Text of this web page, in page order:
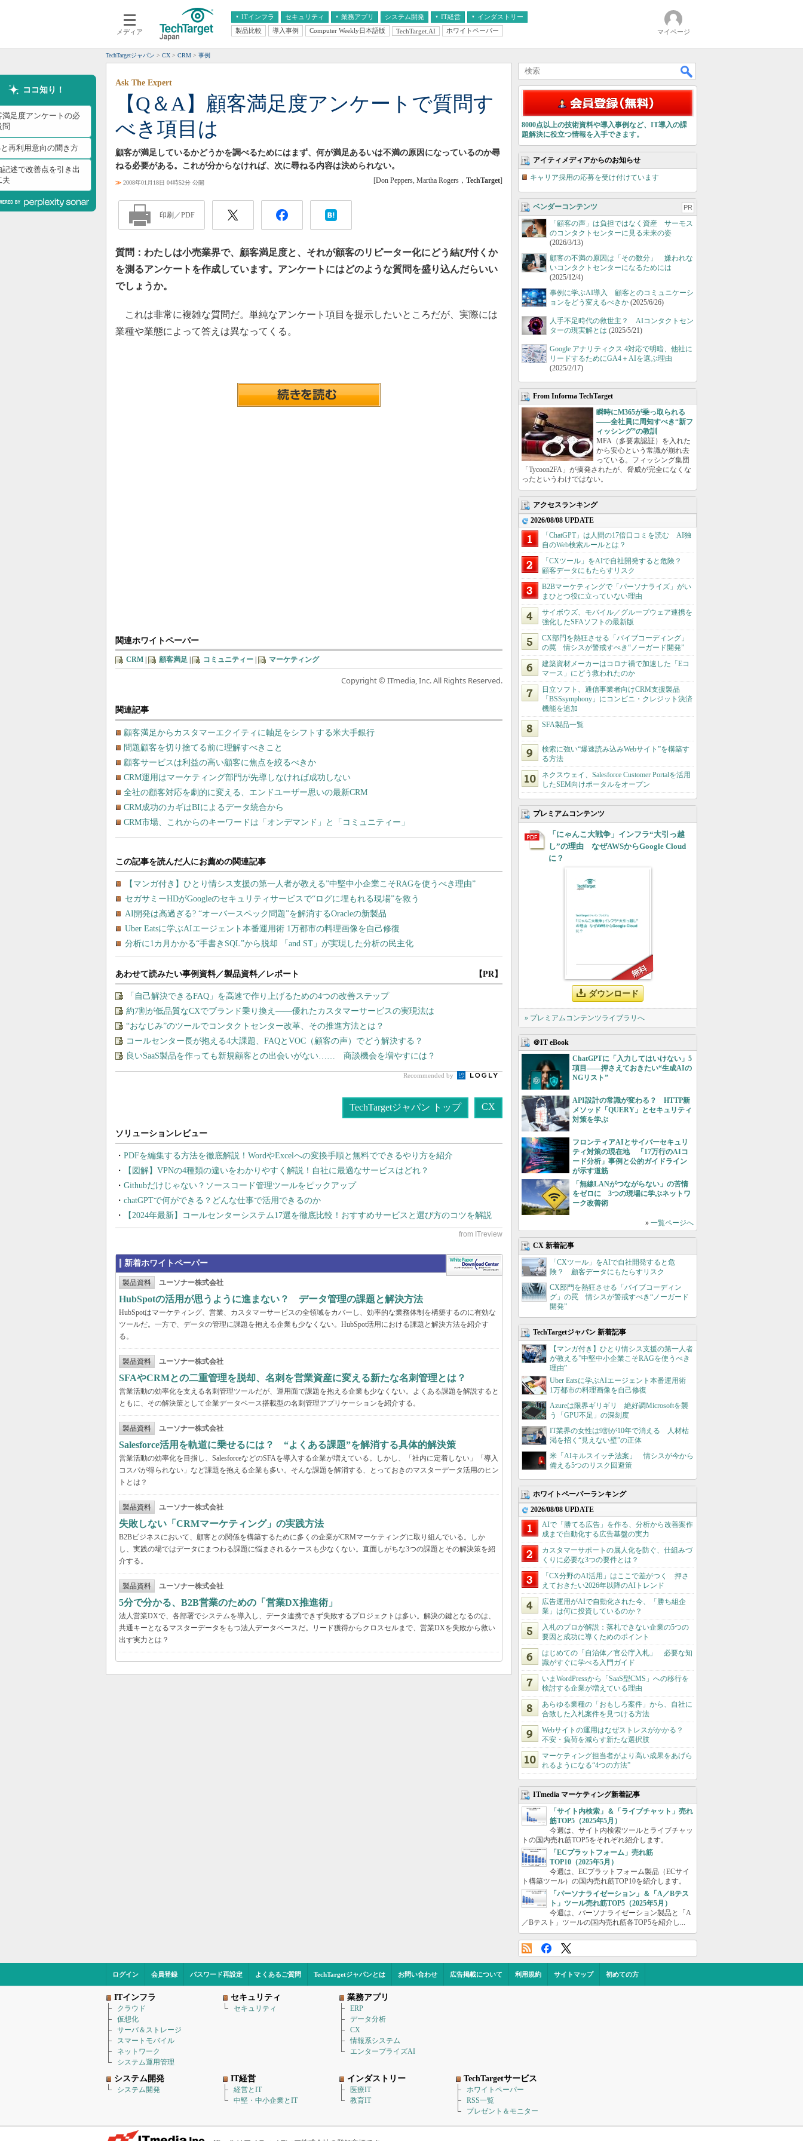
メディア
ITインフラ
クラウド
スマートモバイル
ネットワーク
システム運用管理
セキュリティ 業務アプリ
エンタープライズAI
ERP
情報系システム
システム開発 IT経営
経営とIT
インダストリー
医療IT
製品比較 導入事例 Computer Weekly日本語版 TechTarget.AI ホワイトペーパー マイページ
TechTargetジャパン CX CRM 事例
ココ知り！
満足度アンケートの必
問
と再利用意向の聞き方
記述で改善点を引き出
夫
【Q＆A】顧客満足度アンケートで質問す
べき項目は
Ask The Expert
顧客が満足しているかどうかを調べるためにはまず、何が満足あるいは不満の原因になっているのか尋
ねる必要がある。これが分からなければ、次に尋ねる内容は決められない。
≫ 2008年01月18日 04時52分 公開 [Don Peppers, Martha Rogers， TechTarget]
印刷／PDF
質問：わたしは小売業界で、顧客満足度と、それが顧客のリピーター化にどう結び付くか
を測るアンケートを作成しています。アンケートにはどのような質問を盛り込んだらいい
でしょうか。
これは非常に複雑な質問だ。単純なアンケート項目を提示したいところだが、実際には
業種や業態によって答えは異なってくる。
関連ホワイトペーパー
CRM 顧客満足 コミュニティー マーケティング
Copyright © ITmedia, Inc. All Rights Reserved.
関連記事
顧客満足からカスタマーエクイティに軸足をシフトする米大手銀行
問題顧客を切り捨てる前に理解すべきこと
顧客サービスは利益の高い顧客に焦点を絞るべきか
CRM運用はマーケティング部門が先導しなければ成功しない
全社の顧客対応を劇的に変える、エンドユーザー思いの最新CRM
CRM成功のカギはBIによるデータ統合から
CRM市場、これからのキーワードは「オンデマンド」と「コミュニティー」
あわせて読みたい事例資料／製品資料／レポート 【PR】
「自己解決できるFAQ」を高速で作り上げるための4つの改善ステップ
約7割が低品質なCXでブランド乗り換え――優れたカスタマーサービスの実現法は
“おなじみ”のツールでコンタクトセンター改革、その推進方法とは？
コールセンター長が抱える4大課題、FAQとVOC（顧客の声）でどう解決する？
良いSaaS製品を作っても新規顧客との出会いがない…… 商談機会を増やすには？
Recommended by
TechTargetジャパン トップ CX
PDFを編集する方法を徹底解説！WordやExcelへの変換手順と無料でできるやり方を紹介
【図解】VPNの4種類の違いをわかりやすく解説！自社に最適なサービスはどれ？
Githubだけじゃない？ソースコード管理ツールをピックアップ
chatGPTで何ができる？どんな仕事で活用できるのか
【2024年最新】コールセンターシステム17選を徹底比較！おすすめサービスと選び方のコツを解説
新着ホワイトペーパー
製品資料 ユーソナー株式会社
HubSpotの活用が思うように進まない？ データ管理の課題と解決方法
HubSpotはマーケティング、営業、カスタマーサービスの全領域をカバーし、効率的な業務体制を構築するのに有効な
ツールだ。一方で、データの管理に課題を抱える企業も少なくない。HubSpot活用における課題と解決方法を紹介す
る。
製品資料 ユーソナー株式会社
SFAやCRMとの二重管理を脱却、名刺を営業資産に変える新たな名刺管理とは？
営業活動の効率化を支える名刺管理ツールだが、運用面で課題を抱える企業も少なくない。よくある課題を解説すると
ともに、その解決策として企業データベース搭載型の名刺管理アプリケーションを紹介する。
製品資料 ユーソナー株式会社
Salesforce活用を軌道に乗せるには？ “よくある課題”を解消する具体的解決策
営業活動の効率化を目指し、SalesforceなどのSFAを導入する企業が増えている。しかし、「社内に定着しない」「導入
コスパが得られない」など課題を抱える企業も多い。そんな課題を解消する、とっておきのマスターデータ活用のヒン
トとは？
製品資料 ユーソナー株式会社
失敗しない「CRMマーケティング」の実践方法
B2Bビジネスにおいて、顧客との関係を構築するために多くの企業がCRMマーケティングに取り組んでいる。しか
し、実践の場ではデータにまつわる課題に悩まされるケースも少なくない。直面しがちな3つの課題とその解決策を紹
介する。
製品資料 ユーソナー株式会社
5分で分かる、B2B営業のための「営業DX推進術」
法人営業DXで、各部署でシステムを導入し、データ連携できず失敗するプロジェクトは多い。解決の鍵となるのは、
共通キーとなるマスターデータをもつ法人データベースだ。リード獲得からクロスセルまで、営業DXを失敗から救い
出す実力とは？
8000点以上の技術資料や導入事例など、IT導入の課
題解決に役立つ情報を入手できます。
アイティメディアからのお知らせ
キャリア採用の応募を受け付けています
ベンダーコンテンツ PR
「顧客の声」は負担ではなく資産 サーモス
のコンタクトセンターに見る未来の姿
(2026/3/13)
顧客の不満の原因は「その数分」 嫌われな
いコンタクトセンターになるためには
(2025/12/4)
事例に学ぶAI導入 顧客とのコミュニケーシ
ョンをどう変えるべきか (2025/6/26)
人手不足時代の救世主？ AIコンタクトセン
ターの現実解とは (2025/5/21)
Google アナリティクス 4対応で明暗、他社に
リードするためにGA4＋AIを選ぶ理由
(2025/2/17)
From Informa TechTarget
瞬時にM365が乗っ取られる
――全社員に周知すべき“新フ
ィッシング”の教訓
MFA（多要素認証）を入れた
から安心という常識が崩れ去
っている。フィッシング集団
「Tycoon2FA」が摘発されたが、脅威が完全になくな
ったというわけではない。
アクセスランキング
2026/08/08 UPDATE
「ChatGPT」は人間の17倍口コミを読む AI独
自のWeb検索ルールとは？
「CXツール」をAIで自社開発すると危険？
顧客データにもたらすリスク
B2Bマーケティングで「パーソナライズ」がい
まひとつ役に立っていない理由
サイボウズ、モバイル／グループウェア連携を
強化したSFAソフトの最新版
CX部門を熱狂させる「バイブコーディング」
の罠 情シスが警戒すべき“ノーガード開発”
建築資材メーカーはコロナ禍で加速した「Eコ
マース」にどう救われたのか
日立ソフト、通信事業者向けCRM支援製品
「BSSsymphony」にコンビニ・クレジット決済
機能を追加
SFA製品一覧
検索に強い“爆速読み込みWebサイト”を構築す
る方法
ネクスウェイ、Salesforce Customer Portalを活用
したSEM向けポータルをオープン
プレミアムコンテンツ
「にゃんこ大戦争」インフラ“大引っ越
し”の理由 なぜAWSからGoogle Cloud
に？
ダウンロード
» プレミアムコンテンツライブラリへ
＠IT eBook
ChatGPTに「入力してはいけない」5
項目――押さえておきたい“生成AIの
NGリスト”
API設計の常識が変わる？ HTTP新
メソッド「QUERY」とセキュリティ
対策を学ぶ
フロンティアAIとサイバーセキュリ
ティ対策の現在地 「17万行のAIコ
ード分析」事例と公的ガイドライン
が示す道筋
「無線LANがつながらない」の苦情
をゼロに 3つの現場に学ぶネットワ
ーク改善術
» 一覧ページへ
CX 新着記事
「CXツール」をAIで自社開発すると危
険？ 顧客データにもたらすリスク
CX部門を熱狂させる「バイブコーディン
グ」の罠 情シスが警戒すべき“ノーガード
開発”
TechTargetジャパン 新着記事
【マンガ付き】ひとり情シス支援の第一人者
が教える”中堅中小企業こそRAGを使うべき
理由”
Uber Eatsに学ぶAIエージェント本番運用術
1万都市の料理画像を自己修復
Azureは限界ギリギリ 絶好調Microsoftを襲
う「GPU不足」の深刻度
IT業界の女性は9割が10年で消える 人材枯
渇を招く“見えない壁”の正体
米「AIキルスイッチ法案」 情シスが今から
備える5つのリスク回避策
ホワイトペーパーランキング
2026/08/08 UPDATE
AIで「勝てる広告」を作る、分析から改善案作
成まで自動化する広告基盤の実力
カスタマーサポートの属人化を防ぐ、仕組みづ
くりに必要な3つの要件とは？
「CX分野のAI活用」はここで差がつく 押さ
えておきたい2026年以降のAIトレンド
広告運用がAIで自動化された今、「勝ち組企
業」は何に投資しているのか？
入札のプロが解説：落札できない企業の5つの
要因と成功に導くためのポイント
はじめての「自治体／官公庁入札」 必要な知
識がすぐに学べる入門ガイド
いまWordPressから「SaaS型CMS」への移行を
検討する企業が増えている理由
あらゆる業種の「おもしろ案件」から、自社に
合致した入札案件を見つける方法
Webサイトの運用はなぜストレスがかかる？
不安・負荷を減らす新たな選択肢
マーケティング担当者がより高い成果をあげら
れるようになる“4つの方法”
ITmedia マーケティング新着記事
「サイト内検索」＆「ライブチャット」売れ
筋TOP5（2025年5月）
今週は、サイト内検索ツールとライブチャッ
トの国内売れ筋TOP5をそれぞれ紹介します。
「ECプラットフォーム」売れ筋
TOP10（2025年5月）
今週は、ECプラットフォーム製品（ECサイ
ト構築ツール）の国内売れ筋TOP10を紹介します。
「パーソナライゼーション」＆「A／Bテス
ト」ツール売れ筋TOP5（2025年5月）
今週は、パーソナライゼーション製品と「A
／Bテスト」ツールの国内売れ筋各TOP5を紹介し...
ログイン 会員登録 パスワード再設定 よくあるご質問 TechTargetジャパンとは お問い合わせ 広告掲載について 利用規約 サイトマップ 初めての方
ITインフラ
クラウド
仮想化
サーバ＆ストレージ
スマートモバイル
ネットワーク
システム運用管理
セキュリティ
セキュリティ
業務アプリ
ERP
データ分析
CX
情報系システム
エンタープライズAI
システム開発
システム開発
IT経営
経営とIT
中堅・中小企業とIT
インダストリー
医療IT
教育IT
TechTargetサービス
ホワイトペーパー
RSS一覧
プレゼント＆モニター